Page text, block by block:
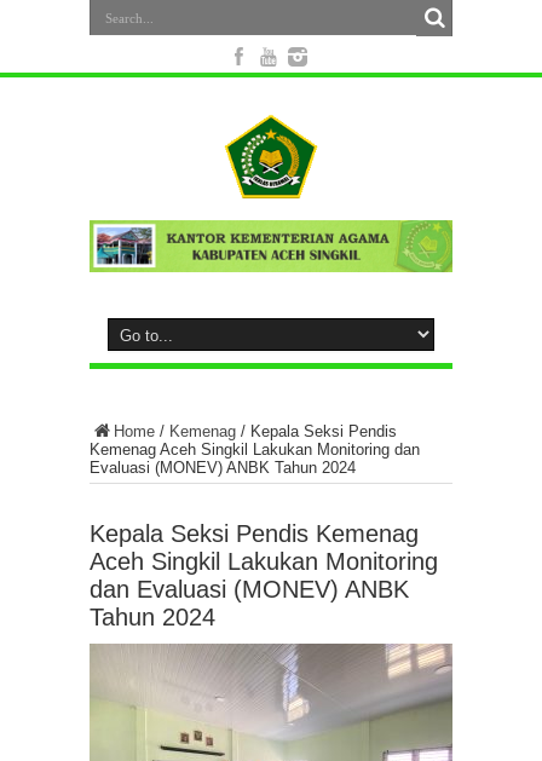
Home / Kemenag / Kepala Seksi Pendis
Kemenag Aceh Singkil Lakukan Monitoring dan
Evaluasi (MONEV) ANBK Tahun 2024
Kepala Seksi Pendis Kemenag
Aceh Singkil Lakukan Monitoring
dan Evaluasi (MONEV) ANBK
Tahun 2024